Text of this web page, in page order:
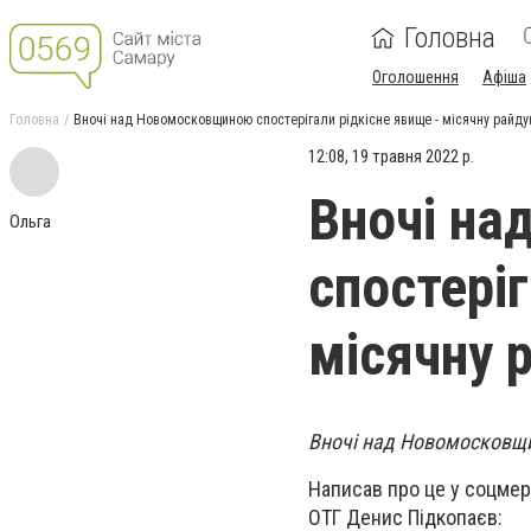
Головна
Оголошення Афіша
Головна Вночі над Новомосковщиною спостерігали рідкісне явище - місячну
Ольга
12:08, 19 травня 2022 р.
Вночі
місячну
Вночі над
Написав про це у
ОТГ Денис Підкопаєв: